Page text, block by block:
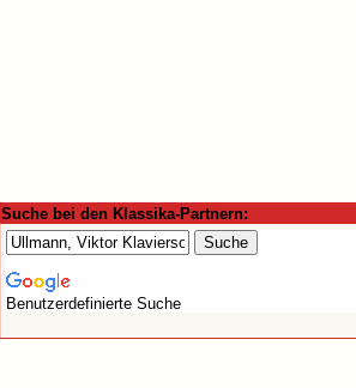
Suche bei den Klassika-Partnern:
Benutzerdefinierte Suche